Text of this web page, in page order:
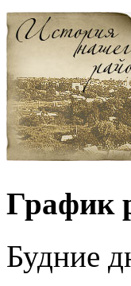
График
Будние